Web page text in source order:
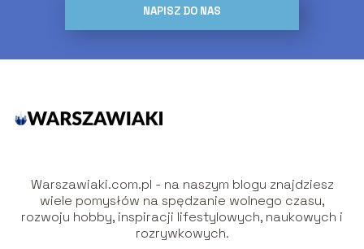
NAPISZ DO NAS
Warszawiaki.com.pl - na naszym blogu znajdziesz
wiele pomysłów na spędzanie wolnego czasu,
rozwoju hobby, inspiracji lifestylowych, naukowych i
rozrywkowych.